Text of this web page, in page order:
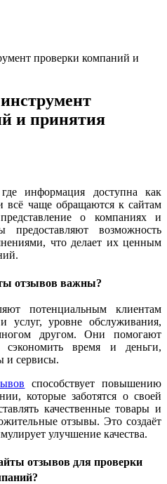
проверки компаний и
и принятия
информация доступна как
всё чаще обращаются к сайтам
о компаниях и
возможность
что делает их ценным
отзывов важны?
потенциальным клиентам
услуг, уровне обслуживания,
другом. Они помогают
сэкономить время и деньги,
и сервисы.
способствует повышению
которые заботятся о своей
качественные товары и
отзывы. Это создаёт
улучшение качества.
отзывов для проверки